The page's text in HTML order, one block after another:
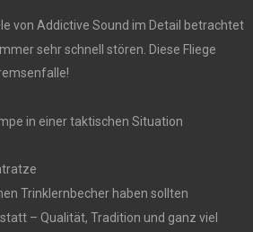
von Addictive Sound im Detail betrachtet
sehr schnell stören. Diese Fliege
in einer taktischen Situation
Trinklernbecher haben sollten
– Qualität, Tradition und ganz viel